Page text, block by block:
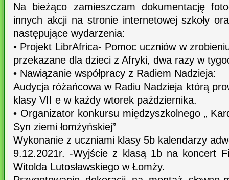
Na bieżąco zamieszczam dokumentację
innych akcji na stronie internetowej szkoły
następujące wydarzenia:
• Projekt LibrAfrica- Pomoc uczniów w
przekazane dla dzieci z Afryki, dwa razy w
• Nawiązanie współpracy z Radiem Nadzieja:
Audycja różańcowa w Radiu Nadzieja którą
klasy VII e w każdy wtorek października.
• Organizator konkursu międzyszkolnego „
Syn ziemi łomżyńskiej”
Wykonanie z uczniami klasy 5b kalendarzy
9.12.2021r. -Wyjście z klasą 1b na koncert
Witolda Lutosławskiego w Łomży.